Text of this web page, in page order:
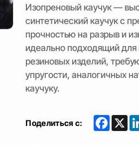
Изопреновый каучук —
синтетический каучук с
прочностью на разрыв и
идеально подходящий
резиновых изделий,
упругости, аналогичных
каучуку.
Поделиться с: X